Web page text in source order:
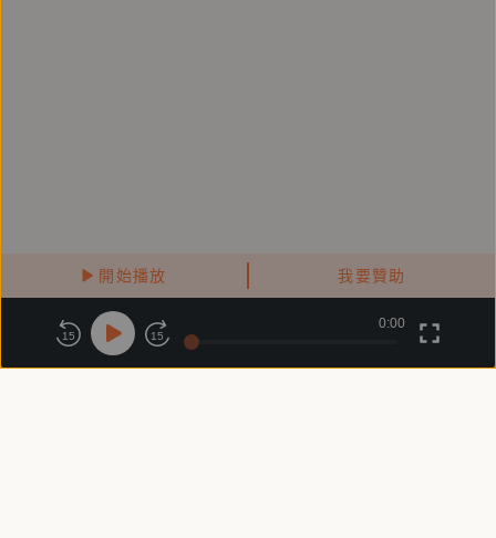
開始播放 我要贊助
關於鏡好聽
商務合作 付費條款 會員條款
15 15
0:00